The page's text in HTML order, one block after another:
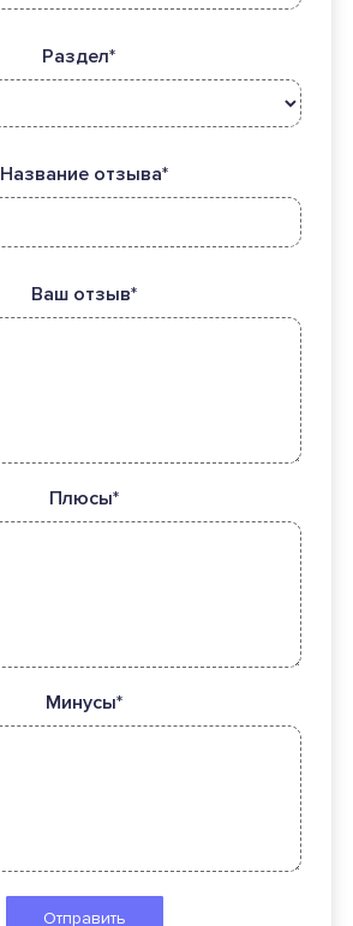
Раздел*
Название отзыва*
Ваш отзыв*
Плюсы*
Минусы*